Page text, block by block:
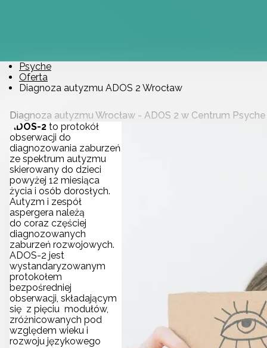
Psyche
Oferta
Diagnoza autyzmu ADOS 2 Wrocław
Diagnoza autyzmu Wrocław - ADOS 2 w Centrum Psyche
ADOS-2 to protokół
obserwacji do
diagnozowania zaburzeń
ze spektrum autyzmu
skierowany do dzieci
powyżej 12 miesiąca
życia i osób dorosłych.
Autyzm i zespół
aspergera należą
do coraz częściej
diagnozowanych
zaburzeń rozwojowych.
ADOS-2 jest
wystandaryzowanym
protokołem
bezpośredniej
obserwacji, składającym
się z pięciu modułów,
zróżnicowanych pod
względem wieku i
rozwoju językowego